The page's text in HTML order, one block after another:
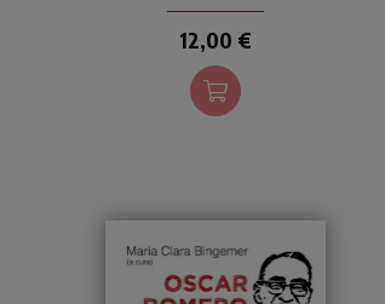
di dimestichezza con gli
affetti e scoprire un
approccio ottimistico alla
vita...
12,00 €